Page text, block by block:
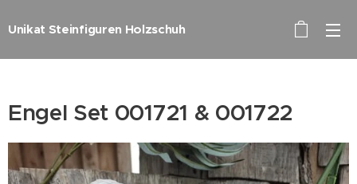
Unikat Steinfiguren Holzschuh
Engel Set 001721 & 001722